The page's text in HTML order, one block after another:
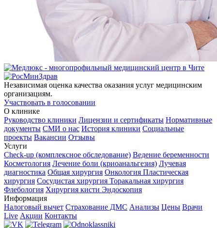
Независимая оценка качества оказания услуг медицинским
организациям.
Участвовать в голосовании
О клинике
Руководство клиники Лицензии и сертификаты Нормативные
документы СМИ о нас История клиники Социальные
проекты Вакансии Отзывы
Услуги
Check-up (комплексное обследование) Ведение беременности
Косметология Лечение боли (криоанальгезия) Лучевая
диагностика Общая хирургия Онкология Пластическая
хирургия Сосудистая хирургия Торакальная хирургия
Флебология Хирургия кисти Эндоскопия
Информация
Налоговый вычет Страхование ДМС Анализы Цены Врачи
Live Акции Контакты